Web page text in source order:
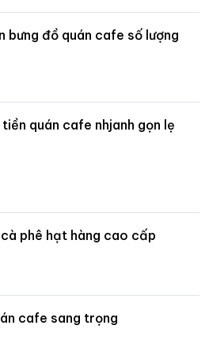
bưng đồ quán cafe số lượng
quán cafe nhjanh gọn lẹ
cà phê hạt hàng cao cấp
cafe sang trọng